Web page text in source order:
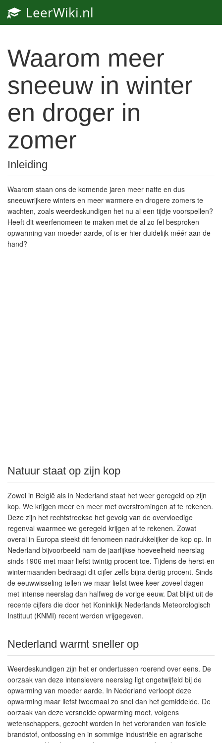
LeerWiki.nl
Waarom meer
sneeuw in winter
en droger in
zomer
Inleiding
Waarom staan ons de komende jaren meer natte en dus
sneeuwrijkere winters en meer warmere en drogere zomers te
wachten, zoals weerdeskundigen het nu al een tijdje voorspellen?
Heeft dit weerfenomeen te maken met de al zo fel besproken
opwarming van moeder aarde, of is er hier duidelijk méér aan de
hand?
Natuur staat op zijn kop
Zowel in België als in Nederland staat het weer geregeld op zijn
kop. We krijgen meer en meer met overstromingen af te rekenen.
Deze zijn het rechtstreekse het gevolg van de overvloedige
regenval waarmee we geregeld krijgen af te rekenen. Zowat
overal in Europa steekt dit fenomeen nadrukkelijker de kop op. In
Nederland bijvoorbeeld nam de jaarlijkse hoeveelheid neerslag
sinds 1906 met maar liefst twintig procent toe. Tijdens de herst-en
wintermaanden bedraagt dit cijfer zelfs bijna dertig procent. Sinds
de eeuwwisseling tellen we maar liefst twee keer zoveel dagen
met intense neerslag dan halfweg de vorige eeuw. Dat blijkt uit de
recente cijfers die door het Koninklijk Nederlands Meteorologisch
Instituut (KNMI) recent werden vrijgegeven.
Nederland warmt sneller op
Weerdeskundigen zijn het er ondertussen roerend over eens. De
oorzaak van deze intensievere neerslag ligt ongetwijfeld bij de
opwarming van moeder aarde. In Nederland verloopt deze
opwarming maar liefst tweemaal zo snel dan het gemiddelde. De
oorzaak van deze versnelde opwarming moet, volgens
wetenschappers, gezocht worden in het verbranden van fosiele
brandstof, ontbossing en in sommige industriële en agrarische